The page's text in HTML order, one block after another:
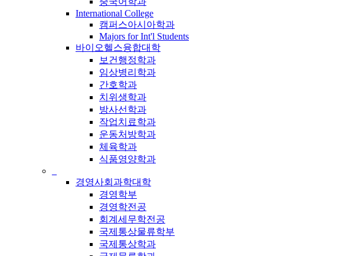
International College
캠퍼스아시아학과
Majors for Int'l Students
바이오헬스융합대학
보건행정학과
임상병리학과
간호학과
치위생학과
방사선학과
작업치료학과
운동처방학과
체육학과
식품영양학과
경영사회과학대학
경영학부
경영학전공
회계세무학전공
국제통상물류학부
국제통상학과